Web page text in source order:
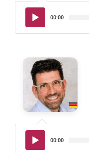
Audio-
Player
00:00
Audio-
Player
00:00